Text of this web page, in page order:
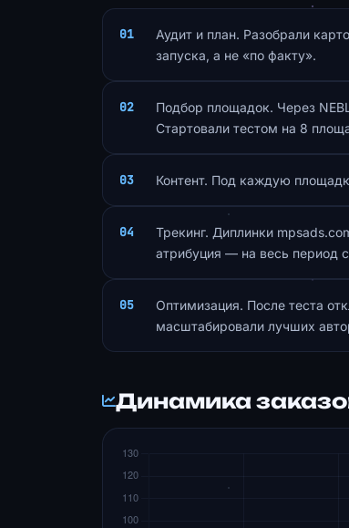
Аудит и план. Разобрали
запуска, а не «по факту».
Подбор площадок. Через
Стартовали тестом на 8
Контент. Под каждую
Трекинг. Диплинки
атрибуция — на весь период
Оптимизация. После теста
масштабировали лучших
Динамика